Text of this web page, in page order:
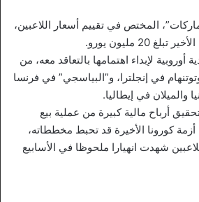
المختص في تقييم أسعار اللاعبين،
20 مليون يورو.
لإبداء اهتمامها بالتعاقد معه، من
في إنجلترا، و”البياسجي” في فرنسا
والميلان في إيطاليا.
أرباح مالية كبيرة من عملية بيع
كورونا الأخيرة قد تحبط مخططاته،
شهدت انهيارا ملحوظا في الأسابيع